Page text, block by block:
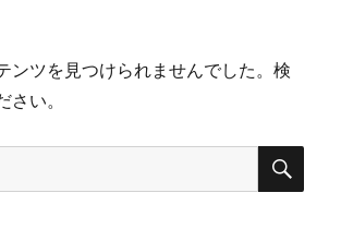
ンツを見つけられませんでした。検
さい。
検